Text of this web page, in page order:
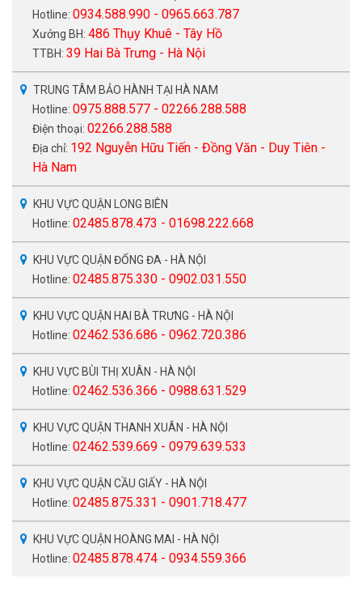
Hotline: 0934.588.990 - 0965.663.787
Xưởng BH: 486 Thụy Khuê - Tây Hồ
TTBH: 39 Hai Bà Trưng - Hà Nội
TRUNG TÂM BẢO HÀNH TẠI HÀ NAM
Hotline: 0975.888.577 - 02266.288.588
Điện thoại: 02266.288.588
Địa chỉ: 192 Nguyễn Hữu Tiến - Đồng Văn - Duy Tiên -
Hà Nam
KHU VỰC QUẬN LONG BIÊN
Hotline: 02485.878.473 - 01698.222.668
KHU VỰC QUẬN ĐỐNG ĐA - HÀ NỘI
Hotline: 02485.875.330 - 0902.031.550
KHU VỰC QUẬN HAI BÀ TRƯNG - HÀ NỘI
Hotline: 02462.536.686 - 0962.720.386
KHU VỰC BÙI THỊ XUÂN - HÀ NỘI
Hotline: 02462.536.366 - 0988.631.529
KHU VỰC QUẬN THANH XUÂN - HÀ NỘI
Hotline: 02462.539.669 - 0979.639.533
KHU VỰC QUẬN CẦU GIẤY - HÀ NỘI
Hotline: 02485.875.331 - 0901.718.477
KHU VỰC QUẬN HOÀNG MAI - HÀ NỘI
Hotline: 02485.878.474 - 0934.559.366